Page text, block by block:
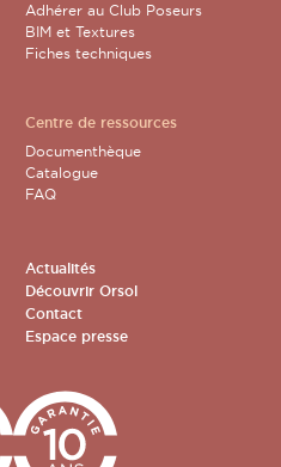
Adhérer au Club Poseurs
BIM et Textures
Fiches techniques
Centre de ressources
Documenthèque
Catalogue
FAQ
Actualités
Découvrir Orsol
Contact
Espace presse